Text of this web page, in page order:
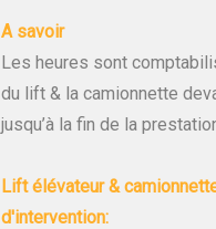
A savoir
Les heures sont
du lift & la camionnette
jusqu’à la fin de la
Lift élévateur &
d'intervention: